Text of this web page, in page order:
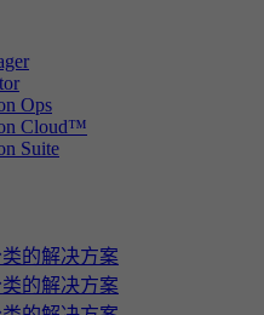
Ops
Cloud™
Suite
的解决方案
的解决方案